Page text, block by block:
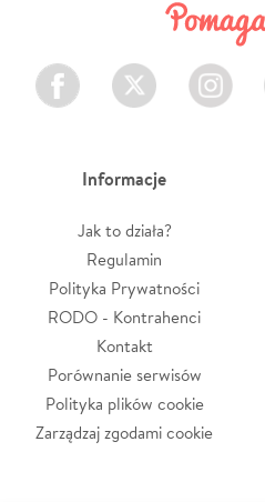
Facebook Twitter Instagram
Informacje
Jak to działa?
Regulamin
Polityka Prywatności
RODO - Kontrahenci
Kontakt
Porównanie serwisów
Polityka plików cookie
Zarządzaj zgodami cookie